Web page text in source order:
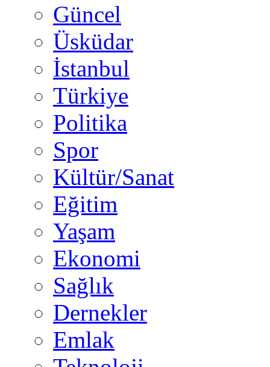
Güncel
Üsküdar
İstanbul
Türkiye
Politika
Spor
Kültür/Sanat
Eğitim
Yaşam
Ekonomi
Sağlık
Dernekler
Emlak